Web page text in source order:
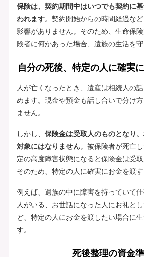
保険は、契約期間中はいつでも契約に
われます。契約開始からの時間経過な
影響がありません。そのため、生命保
険者に何かあった場合、遺族の生活を守
自分の死後、特定の人に確実
人が亡くなったとき、遺産は相続人の
めます。現金や預金も話し合いで分け
ません。
しかし、 保険金は受取人のものとなり
対象にはなりません。被保険者が死亡
定の高度障害状態になると保険金は受取
そのため、特定の人に確実にお金を渡す
例えば、遺族の中に障害を持っていて
人がいる、お世話になった人にお礼と
ど、特定の人にお金を渡したい場合に
す。
死後整理の資金